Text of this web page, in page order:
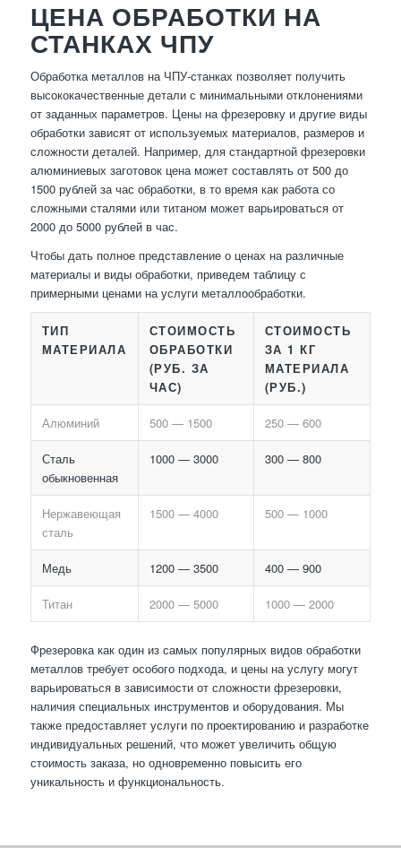
ЦЕНА ОБРАБОТКИ НА
СТАНКАХ ЧПУ
Обработка металлов на ЧПУ-станках позволяет получить
высококачественные детали с минимальными отклонениями
от заданных параметров. Цены на фрезеровку и другие виды
обработки зависят от используемых материалов, размеров и
сложности деталей. Например, для стандартной фрезеровки
алюминиевых заготовок цена может составлять от 500 до
1500 рублей за час обработки, в то время как работа со
сложными сталями или титаном может варьироваться от
2000 до 5000 рублей в час.
Чтобы дать полное представление о ценах на различные
материалы и виды обработки, приведем таблицу с
примерными ценами на услуги металлообработки.
ТИП
МАТЕРИАЛА
СТОИМОСТЬ
ОБРАБОТКИ
(РУБ. ЗА
ЧАС)
СТОИМОСТЬ
ЗА 1 КГ
МАТЕРИАЛА
(РУБ.)
Алюминий 500 — 1500 250 — 600
Сталь
обыкновенная
1000 — 3000 300 — 800
Нержавеющая
сталь
1500 — 4000 500 — 1000
Медь 1200 — 3500 400 — 900
Титан 2000 — 5000 1000 — 2000
Фрезеровка как один из самых популярных видов обработки
металлов требует особого подхода, и цены на услугу могут
варьироваться в зависимости от сложности фрезеровки,
наличия специальных инструментов и оборудования. Мы
также предоставляет услуги по проектированию и разработке
индивидуальных решений, что может увеличить общую
стоимость заказа, но одновременно повысить его
уникальность и функциональность.